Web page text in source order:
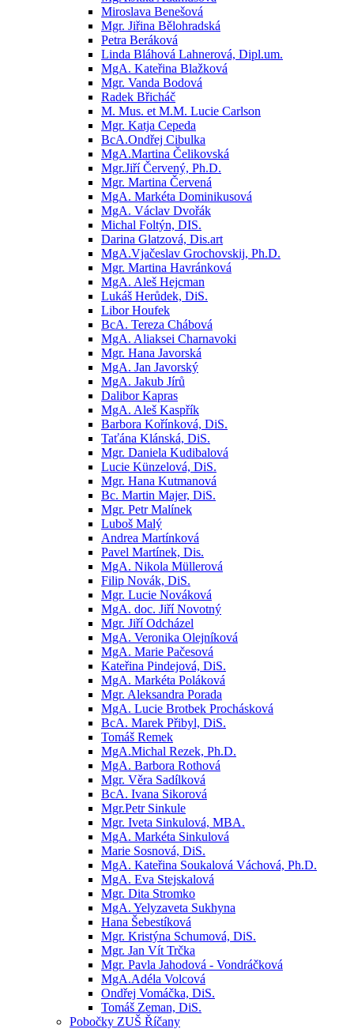
Miroslava Benešová
Mgr. Jiřina Bělohradská
Petra Beráková
Linda Bláhová Lahnerová, Dipl.um.
MgA. Kateřina Blažková
Mgr. Vanda Bodová
Radek Břicháč
M. Mus. et M.M. Lucie Carlson
Mgr. Katja Cepeda
BcA.Ondřej Cibulka
MgA.Martina Čelikovská
Mgr.Jiří Červený, Ph.D.
Mgr. Martina Červená
MgA. Markéta Dominikusová
MgA. Václav Dvořák
Michal Foltýn, DIS.
Darina Glatzová, Dis.art
MgA.Vjačeslav Grochovskij, Ph.D.
Mgr. Martina Havránková
MgA. Aleš Hejcman
Lukáš Herůdek, DiS.
Libor Houfek
BcA. Tereza Chábová
MgA. Aliaksei Charnavoki
Mgr. Hana Javorská
MgA. Jan Javorský
MgA. Jakub Jírů
Dalibor Kapras
MgA. Aleš Kaspřík
Barbora Kořínková, DiS.
Taťána Klánská, DiS.
Mgr. Daniela Kudibalová
Lucie Künzelová, DiS.
Mgr. Hana Kutmanová
Bc. Martin Majer, DiS.
Mgr. Petr Malínek
Luboš Malý
Andrea Martínková
Pavel Martínek, Dis.
MgA. Nikola Müllerová
Filip Novák, DiS.
Mgr. Lucie Nováková
MgA. doc. Jiří Novotný
Mgr. Jiří Odcházel
MgA. Veronika Olejníková
MgA. Marie Pačesová
Kateřina Pindejová, DiS.
MgA. Markéta Poláková
Mgr. Aleksandra Porada
MgA. Lucie Brotbek Prochásková
BcA. Marek Přibyl, DiS.
Tomáš Remek
MgA.Michal Rezek, Ph.D.
MgA. Barbora Rothová
Mgr. Věra Sadílková
BcA. Ivana Sikorová
Mgr.Petr Sinkule
Mgr. Iveta Sinkulová, MBA.
MgA. Markéta Sinkulová
Marie Sosnová, DiS.
MgA. Kateřina Soukalová Váchová, Ph.D.
MgA. Eva Stejskalová
Mgr. Dita Stromko
MgA. Yelyzaveta Sukhyna
Hana Šebestíková
Mgr. Kristýna Schumová, DiS.
Mgr. Jan Vít Trčka
Mgr. Pavla Jahodová - Vondráčková
MgA.Adéla Volcová
Ondřej Vomáčka, DiS.
Tomáš Zeman, DiS.
Pobočky ZUŠ Říčany